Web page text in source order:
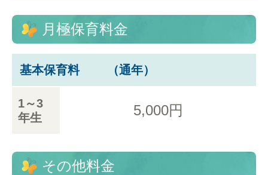
月極保育料金
基本保育料 （通年）
1～3
年生
5,000円
その他料金